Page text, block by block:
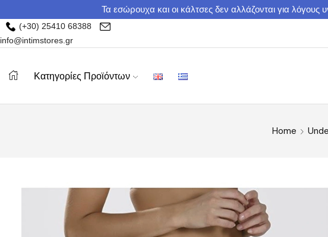
Τα εσώρουχα και οι κάλτσες δεν αλλάζονται για λόγους
(+30) 25410 68388
info@intimstores.gr
Κατηγορίες Προϊόντων
Home